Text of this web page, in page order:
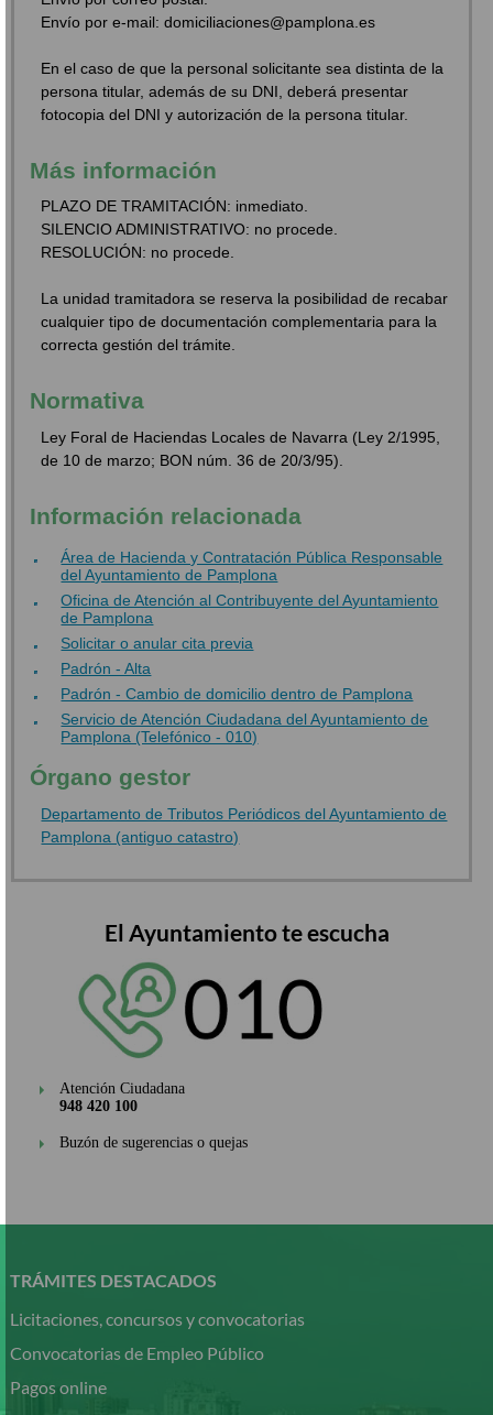
Envío por e-mail: domiciliaciones@pamplona.es
En el caso de que la personal solicitante sea distinta de la
persona titular, además de su DNI, deberá presentar
fotocopia del DNI y autorización de la persona titular.
Más información
PLAZO DE TRAMITACIÓN: inmediato.
SILENCIO ADMINISTRATIVO: no procede.
RESOLUCIÓN: no procede.
La unidad tramitadora se reserva la posibilidad de recabar
cualquier tipo de documentación complementaria para la
correcta gestión del trámite.
Normativa
Ley Foral de Haciendas Locales de Navarra (Ley 2/1995,
de 10 de marzo; BON núm. 36 de 20/3/95).
Información relacionada
Área de Hacienda y Contratación Pública Responsable
del Ayuntamiento de Pamplona
Oficina de Atención al Contribuyente del Ayuntamiento
de Pamplona
Solicitar o anular cita previa
Padrón - Alta
Padrón - Cambio de domicilio dentro de Pamplona
Servicio de Atención Ciudadana del Ayuntamiento de
Pamplona (Telefónico - 010)
Órgano gestor
Departamento de Tributos Periódicos del Ayuntamiento de
Pamplona (antiguo catastro)
El Ayuntamiento te escucha
Atención Ciudadana
948 420 100
Buzón de sugerencias o quejas
contenido
TRÁMITES DESTACADOS
Licitaciones, concursos y convocatorias
Convocatorias de Empleo Público
Pagos online